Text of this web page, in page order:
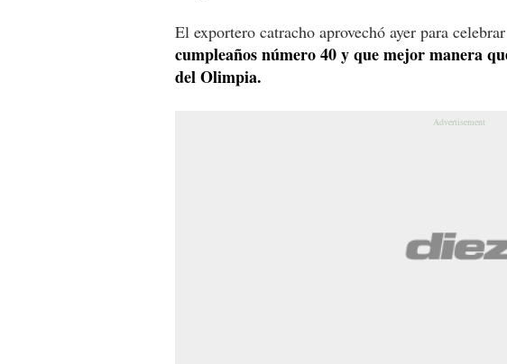
El exportero catracho aprovechó ayer para
cumpleaños número 40 y que mejor manera
del Olimpia.